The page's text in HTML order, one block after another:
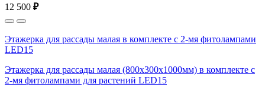
12 500 ₽
Этажерка для рассады малая в комплекте с 2-мя фитолампами
LED15
Этажерка для рассады малая (800х300х1000мм) в комплекте с
2-мя фитолампами для растений LED15